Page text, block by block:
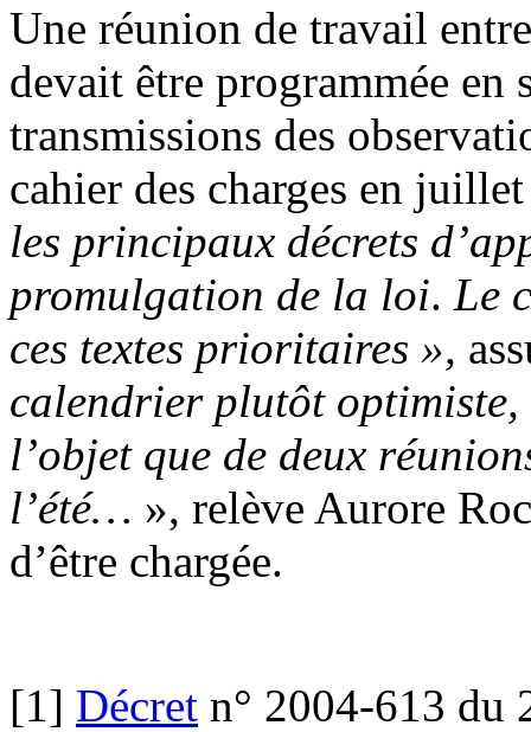
Une réunion de travail
devait être programmée en
transmissions des
cahier des charges en
les principaux décrets
promulgation de la loi. Le
ces textes prioritaires »,
calendrier plutôt optimiste,
l’objet que de deux
l’été… », relève Aurore
d’être chargée.
[1] Décret n° 2004-613 du